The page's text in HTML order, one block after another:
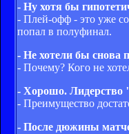
- Ну хотя бы
- Плей-офф - это уже
попал в полуфинал.
- Не хотели бы снова
- Почему? Кого не
- Хорошо. Лидерство
- Преимущество
- После дюжины